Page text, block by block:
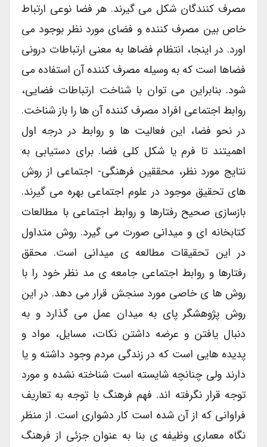
مصرف کنندگان شکل می گیرند. هر فضا نوعی ارتباط
خاص بین مصرف کننده و فضای مورد نظر بوجود می
اورد. در اینجا، انتظام فضاها به معنی ارتباطات درونی
فضاها است که به وسیله مصرف کننده آن استفاده می
شود. بنابراین می توان با شناخت ارتباطات فضایی،
روابط اجتماعی افراد مصرف کننده آن ها را باز شناخت.
در نحو فضا، این فعالیت ها و روابط در درجه اول
اهمیتند تا فرم یا شکل کلی فضا. برای دستیابی به
نتایج مورد نظر، محققین فرهنگی- اجتماعی از روش
های تحقیق موجود در علوم اجتماعی بهره می گیرند.
بازسازی صحیح رفتارها و روابط اجتماعی با مطالعات
کتابخانه ای و میدانی صورت می گیرد. روش متداول
در این تحقیقات مطالعه ی میدانی است. محقق
رفتارها و روابط اجتماعی جامعه ی مد نظر خود را با
روش ها ی خاصی مورد سنجش قرار می دهد. در این
روش پژوهشگر پای به میدان عمل می گذارد و به
دنبال یافتن و عرضه داشتن نکات، مسایل، مواد و
پدیده هایی است که در زندگی مردم وجود داشته و یا
دارند ولی چنانچه شایسته است شناخته نشده و مورد
توجه قرار نگرفته اند. فهم فرهنگ با توجه به تعاریف
فراوانی که از آن شده است کار دشواری است. از منظر
نگاه معماری وظیفه ی بنا به عنوان جزئی از فرهنگ